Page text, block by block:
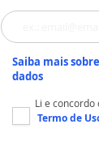
Saiba mais
dados
Li e concordo
Termo de